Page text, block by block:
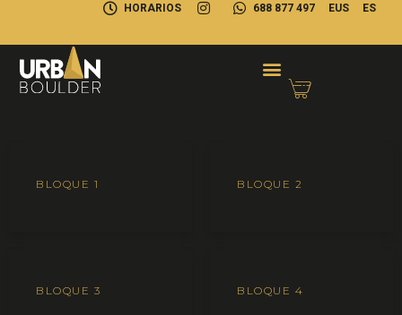
HORARIOS 688 877 497 EUS ES
BLOQUE 1 BLOQUE 2
BLOQUE 3 BLOQUE 4